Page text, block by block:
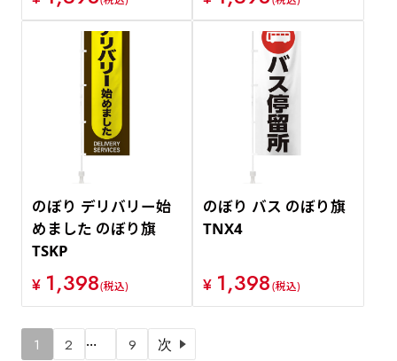
のぼり デリバリー始
めました のぼり旗
TSKP
¥ 1,398(税込)
のぼり バス のぼり旗
TNX4
¥ 1,398(税込)
1 2 … 9 次